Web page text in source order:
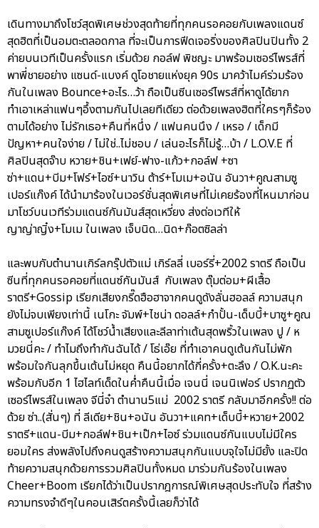
เดินทางมาถึงโชว์สุดพิเศษช่วงสุดท้ายที่ทุกคนรอคอยกับเพลงแดนซ์
สุดฮิตที่เป็นอมตะตลอดกาล ที่จะเป็นการฟีดเจอริ่งของศิลปินปินทั้ง 2
ค่ายบนเวทีเป็นครั้งแรก เริ่มด้วย กอล์ฟ พิชญะ มาพร้อมเซอร์ไพรส์ที่
พาพี่ชายอย่าง แซนด์-แบงค์ ดูโอชายแห่งยุค 90s มาคว้าไมค์ร่วมร้อง
กันในเพลง Bounce+อะไร…ว้า ถือเป็นซีนเซอร์ไพรส์ที่หาดูได้ยาก
ทำเอาเหล่าแฟนๆอึ้งตามกันไปเลยทีเดียว ต่อด้วยเพลงฮิตที่ใครๆก็ร้อง
ตามได้อย่าง ไม่รักเธอ+คืนที่หนึ่ง / แฟนคนนึง / เหรอ / เด็กมี
ปัญหา+คนใจง่าย / ไม่ใช่..ไม่ชอบ / เล่นอะไรก็ไม่รู้…บ้า / L.O.V.E ที่
ศิลปินสุดจ๊าบ หวาย+ชิน+เฟย์-ฟาง-แก้ว+กอล์ฟ +ซา
ซ่า+แดน+บีม+โฟร์+ไอซ์+นาวิน ต้าร์+โมเม+อนัน อันวา+คูณสามซู
เปอร์แก๊งค์ ได้นำมาร้องในเวอร์ชั่นสุดพิเศษที่ไม่เคยร้องที่ไหนมาก่อน
มาโชว์บนเวทีร่วมแดนซ์กันมันส์สุดเหวี่ยง ส่งต่อเวทีให้
ญาญ่าญิ๋ง+โมเม ในเพลง เจ็บนิด…นิด+ก๊อตซิลล่า
และพบกับตำนานเกิร์ลกรุ๊ปตัวแม่ เกิร์ลลี่ เบอร์รี่+2002 ราตรี ถือเป็น
ซีนที่ทุกคนรอคอยที่แดนซ์กันมันส์ กับเพลง ตุ๊มต่อม+ผีเสื้อ
ราตรี+Gossip เรียกเสียงกรี๊ดฮือฮาจากคนดูดังลั่นฮอลล์ ความสนุก
ยังไม่จบเพียงเท่านี้ เนโกะ จัมพ์+ไชน่า ดอลล์+กำปั้น-เด็บบี้+บาซู+คูณ
สามซูเปอร์แก๊งค์ ได้โชว์น้ำเสียงและลีลาท่าเต้นสุดพริ้วในเพลง ปู / ห
มวยนี่คะ / ทำไมถึงทำกันฉันได้ / โธ่เอ๊ย ที่ทำเอาคนดูเต้นกันไม่พัก
พร้อมใจกันลุกขึ้นเต้นไม่หยุด คืนนี้อยากได้กี่ครั้ง+ตะลึง / O.K.นะคะ
พร้อมกับอีก 1 ไฮไลท์เด็ดในค่ำคืนนี้เมื่อ เจนนี่ เจนนิเฟอร์ ปรากฏตัว
เซอร์ไพรส์ในเพลง จีนี่จ๋า ตำนาน5แม่ 2002 ราตรี กลับมาอีกครั้ง!! ต่อ
ด้วย ซ่า..(สั่นๆ) ที่ ลีเดีย+ชิน+อนัน อันวา+แคท+เด็บบี้+หวาย+2002
ราตรี+แดน-บีม+กอล์ฟ+ชิน+เป๊ก+ไอซ์ ร่วมแดนซ์กันแบบไม่มีใคร
ยอมใคร ส่งพลังไปถึงคนดูสร้างความสนุกกันแบบจุใจไม่มียั้ง และปิด
ท้ายความสนุกด้วยการรวมศิลปินทั้งหมด มาร่วมกันร้องในเพลง
Cheer+Boom เรียกได้ว่าเป็นปรากฎการณ์พิเศษสุดประทับใจ ที่สร้าง
ความทรงจำดีๆในคอนเสิร์ตครั้งนี้เลยก็ว่าได้